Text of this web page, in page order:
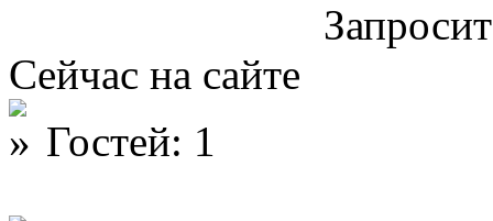
Сейчас на сайте
Гостей: 1